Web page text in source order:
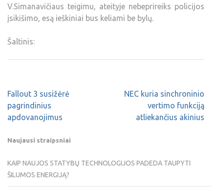
V.Simanavičiaus teigimu, ateityje nebeprireiks policijos
įsikišimo, esą ieškiniai bus keliami be bylų.
Šaltinis:
Fallout 3 susižėrė
pagrindinius
apdovanojimus
NEC kuria sinchroninio
vertimo funkciją
atliekančius akinius
Naujausi straipsniai
KAIP NAUJOS STATYBŲ TECHNOLOGIJOS PADEDA TAUPYTI
ŠILUMOS ENERGIJĄ?